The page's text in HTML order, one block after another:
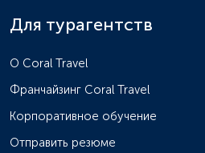
Для турагентств
O Coral Travel
Франчайзинг Coral Travel
Корпоративное обучение
Отправить резюме